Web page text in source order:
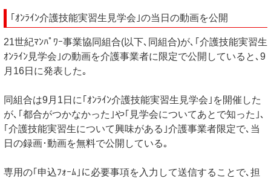
｢ｵﾝﾗｲﾝ介護技能実習生見学会｣の当日の動画を公開
21世紀ﾏﾝﾊﾟﾜｰ事業協同組合(以下､同組合)が､｢介護技能実習生
ｵﾝﾗｲﾝ見学会｣の動画を介護事業者に限定で公開していると､9
月16日に発表した｡
同組合は9月1日に｢ｵﾝﾗｲﾝ介護技能実習生見学会｣を開催した
が､｢都合がつかなかった｣や｢見学会についてあとで知った｣､
｢介護技能実習生について興味がある｣介護事業者限定で､当
日の録画･動画を無料で公開している｡
専用の｢申込ﾌｫｰﾑ｣に必要事項を入力して送信することで､担